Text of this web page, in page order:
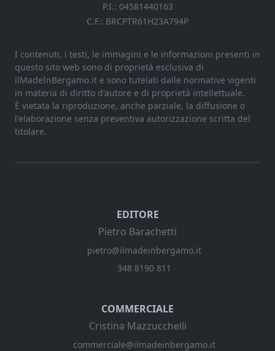
P.I.: 04581440163
C.F.: BRCPTR61H23A794P
I contenuti, i testi, le immagini e le informazioni presenti in
questo sito web sono di proprietà esclusiva di
ilMadeInBergamo.it e sono tutelati dalle normative vigenti
in materia di diritto d'autore e di proprietà intellettuale.
È vietata la riproduzione, anche parziale, la diffusione o
l'elaborazione senza preventiva autorizzazione scritta del
titolare.
EDITORE
Pietro Barachetti
pietro@ilmadeinbergamo.it
348 8190 811
COMMERCIALE
Cristina Mazzucchelli
commerciale@ilmadeinbergamo.it